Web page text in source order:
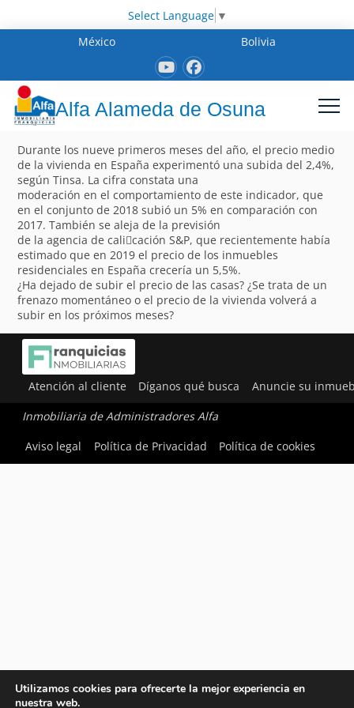
Select Language ▼
México
Bolivia
Alfa Alameda de Osuna
Durante los nueve primeros meses del año, el precio medio
de la vivienda en España experimentó una subida del 2,4%,
según Tinsa. La cifra constata una
moderación en el comportamiento de este indicador, que
en el conjunto de 2018 subió un 5% en comparación con
2017. También se aleja de la previsión
de la agencia de cali􀁽cación S&P, que recientemente había
estimado que en 2019 el precio de los inmuebles
residenciales en España crecería un 5,5%.
¿Ha dejado de subir el precio de las casas? ¿Se trata de un
frenazo momentáneo o el precio de la vivienda volverá a
subir en los próximos meses?
Atención al cliente Díganos qué busca Anuncie su
Inmobiliaria de Administradores Alfa
Aviso legal
Política de Privacidad Política de cookies
Utilizamos cookies para ofrecerte la mejor experiencia en
nuestra web.